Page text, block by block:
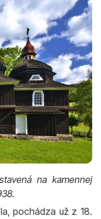
na kamennej
pochádza už z 18.